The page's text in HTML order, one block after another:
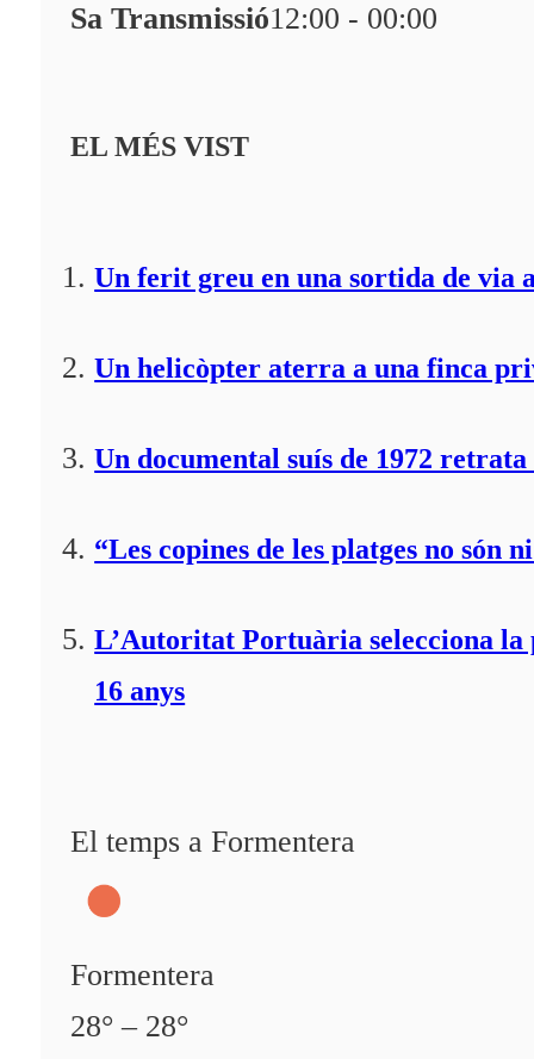
Sa Transmissió12:00 - 00:00
EL MÉS VIST
Un ferit greu en una sortida de via
Un helicòpter aterra a una finca
Un documental suís de 1972
“Les copines de les platges no
L’Autoritat Portuària selecciona
16 anys
El temps a Formentera
Formentera
28° – 28°